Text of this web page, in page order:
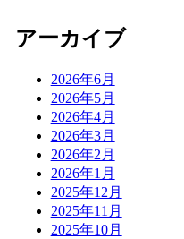
アーカイブ
2026年6月
2026年5月
2026年4月
2026年3月
2026年2月
2026年1月
2025年12月
2025年11月
2025年10月